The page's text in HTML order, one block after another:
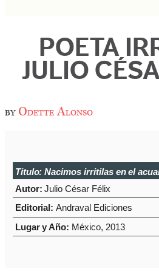
POETA
JULIO
byOdette Alonso
Titulo:Nacimos irritilas en el
Autor:Julio César Félix
Editorial:Andraval Ediciones
Lugar y Año: México, 2013